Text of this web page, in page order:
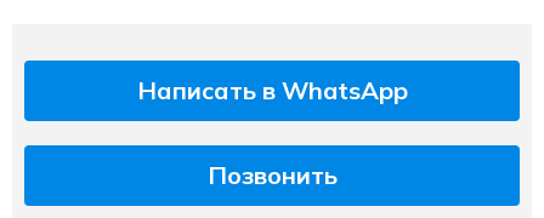
Написать в WhatsApp
Позвонить